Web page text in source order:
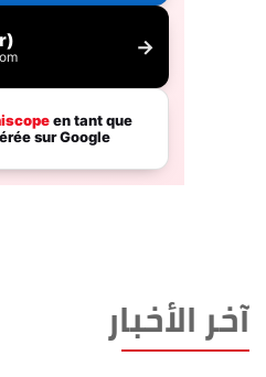
آخر الأخبار